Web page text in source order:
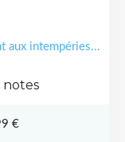
aux intempéries...
notes
€